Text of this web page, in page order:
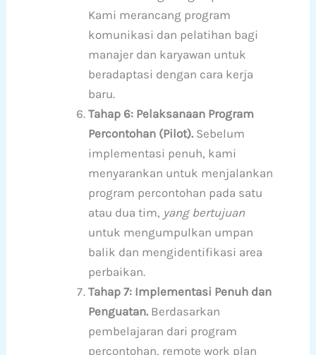
Kami merancang program
komunikasi dan pelatihan bagi
manajer dan karyawan untuk
beradaptasi dengan cara kerja
baru.
Tahap 6: Pelaksanaan Program
Percontohan (Pilot). Sebelum
implementasi penuh, kami
menyarankan untuk menjalankan
program percontohan pada satu
atau dua tim, yang bertujuan
untuk mengumpulkan umpan
balik dan mengidentifikasi area
perbaikan.
Tahap 7: Implementasi Penuh dan
Penguatan. Berdasarkan
pembelajaran dari program
percontohan, remote work plan